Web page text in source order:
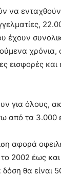
να
έχουν
χρόνια,
εισφορές και
για όλους,
από τα 3.000
αφορά
2002 έως και
θα είναι